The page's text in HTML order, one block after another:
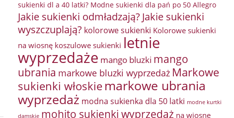
sukienki dl a 40 latki? Modne sukienki dla pań po 50 Allegro
Jakie sukienki odmładzają? Jakie sukienki
wyszczuplają? kolorowe sukienki Kolorowe sukienki
na wiosnę koszulowe sukienki letnie
wyprzedaże mango bluzki mango
ubrania markowe bluzki wyprzedaż Markowe
sukienki włoskie markowe ubrania
wyprzedaż modna sukienka dla 50 latki modne kurtki
damskie mohito sukienki wyprzedaż na wiosnę